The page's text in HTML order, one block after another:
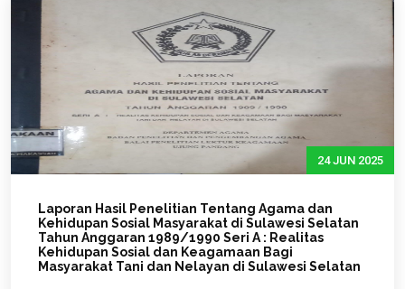
24 JUN 2025
Laporan Hasil Penelitian Tentang Agama dan
Kehidupan Sosial Masyarakat di Sulawesi Selatan
Tahun Anggaran 1989/1990 Seri A : Realitas
Kehidupan Sosial dan Keagamaan Bagi
Masyarakat Tani dan Nelayan di Sulawesi Selatan